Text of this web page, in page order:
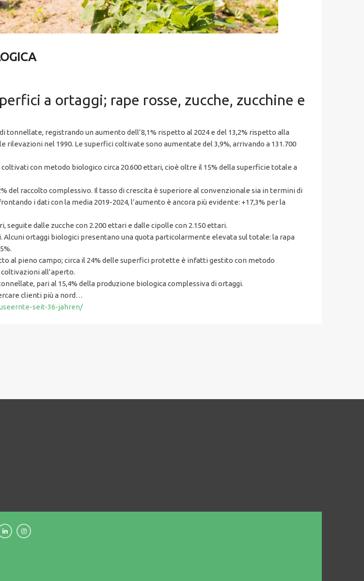
a ortaggi; rape rosse, zucche, zucchine e
tonnellate, registrando un aumento dell’8,1% rispetto al 2024 e del 13,2% rispetto alla
nel 1990. Le superfici coltivate sono aumentate del 3,9%, arrivando a 131.700
con metodo biologico circa 20.600 ettari, cioè oltre il 15% della superficie totale a
del raccolto complessivo. Il tasso di crescita è superiore al convenzionale sia in termini di
i dati con la media 2019-2024, l’aumento è ancora più evidente: +17,3% per la
dalle zucche con 2.200 ettari e dalle cipolle con 2.150 ettari.
Alcuni ortaggi biologici presentano una quota particolarmente elevata sul totale: la rapa
al pieno campo; circa il 24% delle superfici protette è infatti gestito con metodo
all’aperto.
pari al 15,4% della produzione biologica complessiva di ortaggi.
clienti più a nord…
seit-36-jahren/